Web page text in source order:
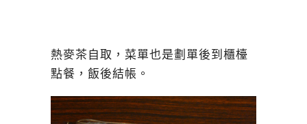
熱麥茶自取，菜單也是劃單後到櫃檯
點餐，飯後結帳。